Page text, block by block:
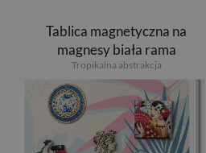
Tablica magnetyczna na
magnesy biała rama
Tropikalna abstrakcja